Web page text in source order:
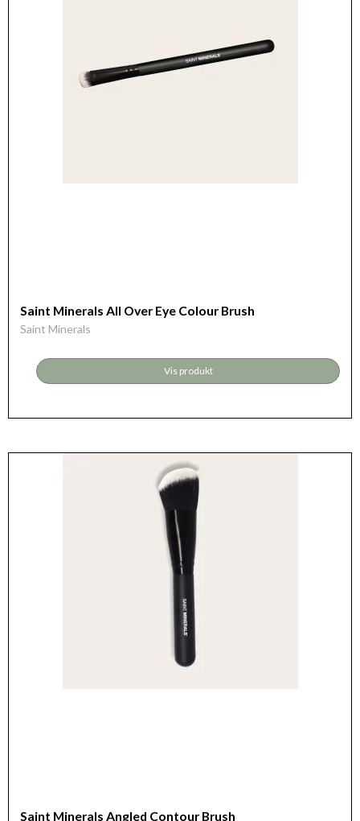
Saint Minerals All Over Eye Colour Brush
Saint Minerals
Vis produkt
Saint Minerals Angled Contour Brush